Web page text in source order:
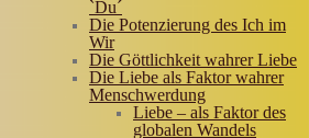
`Du´
Die Potenzierung des Ich im
Wir
Die Göttlichkeit wahrer Liebe
Die Liebe als Faktor wahrer
Menschwerdung
Liebe – als Faktor des
globalen Wandels